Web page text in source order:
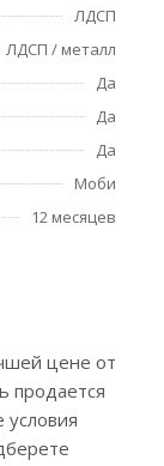
ЛДСП
ЛДСП / металл
Да
Да
Да
Моби
12 месяцев
цене от
продается
условия